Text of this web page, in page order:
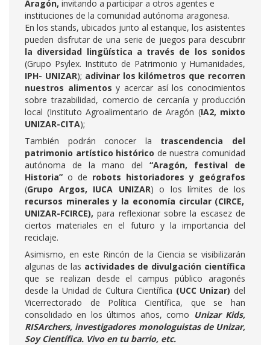
Aragón, invitando a participar a otros agentes e
instituciones de la comunidad autónoma aragonesa.
En los stands, ubicados junto al estanque, los asistentes
pueden disfrutar de una serie de juegos para descubrir
la diversidad lingüística a través de los sonidos
(Grupo Psylex. Instituto de Patrimonio y Humanidades,
IPH- UNIZAR); adivinar los kilómetros que recorren
nuestros alimentos y acercar así los conocimientos
sobre trazabilidad, comercio de cercanía y producción
local (Instituto Agroalimentario de Aragón (IA2, mixto
UNIZAR-CITA);
También podrán conocer
la trascendencia del
patrimonio artístico histórico de nuestra comunidad
autónoma de la mano del “Aragón, festival de
Historia” o de robots historiadores y geógrafos
(Grupo Argos, IUCA UNIZAR) o los límites de los
recursos minerales y la economía circular (CIRCE,
UNIZAR-FCIRCE),para reflexionar sobre la escasez de
ciertos materiales en el futuro y la importancia del
reciclaje.
Asimismo, en este Rincón de la Ciencia se visibilizarán
algunas de las actividades de divulgación científica
que se realizan desde el campus público aragonés
desde la Unidad de Cultura Científica (UCC Unizar) del
Vicerrectorado de Política Científica, que se han
consolidado en los últimos años, como Unizar Kids,
RISArchers, investigadores monologuistas de Unizar,
Soy Científica. Vivo en tu barrio, etc.